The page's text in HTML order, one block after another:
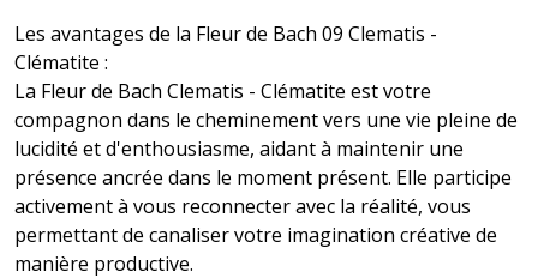
Les avantages de la Fleur de Bach 09 Clematis -
Clématite :
La Fleur de Bach Clematis - Clématite est votre
compagnon dans le cheminement vers une vie pleine de
lucidité et d'enthousiasme, aidant à maintenir une
présence ancrée dans le moment présent. Elle participe
activement à vous reconnecter avec la réalité, vous
permettant de canaliser votre imagination créative de
manière productive.